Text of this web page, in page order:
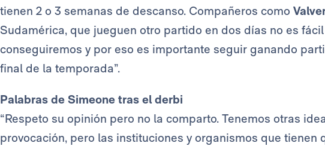
tienen 2 o 3 semanas de descanso. Compañeros como
Sudamérica, que jueguen otro partido en dos días no es
conseguiremos y por eso es importante seguir ganando
final de la temporada”.
Palabras de Simeone tras el derbi
“Respeto su opinión pero no la comparto. Tenemos otras
provocación, pero las instituciones y organismos que tienen